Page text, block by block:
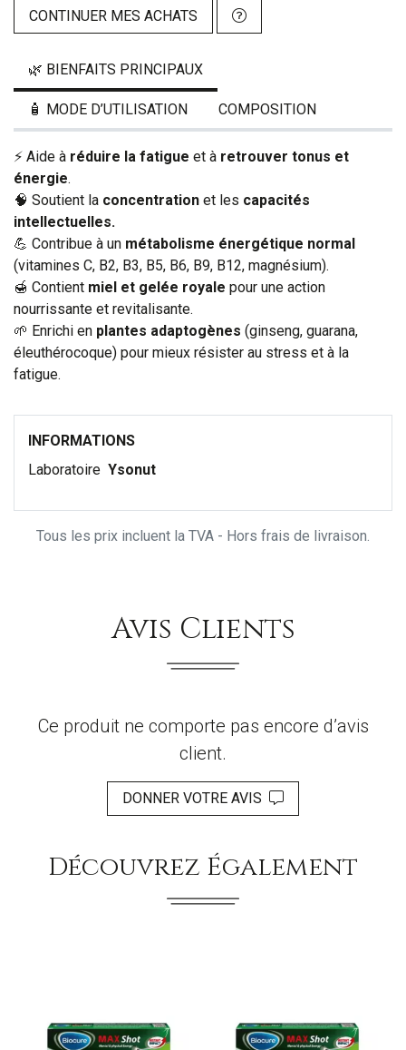
CONTINUER MES ACHATS
🌿 BIENFAITS PRINCIPAUX
🧴 MODE D’UTILISATION COMPOSITION
⚡ Aide à réduire la fatigue et à retrouver tonus et
énergie.
🧠 Soutient la concentration et les capacités
intellectuelles.
💪 Contribue à un métabolisme énergétique normal
(vitamines C, B2, B3, B5, B6, B9, B12, magnésium).
🍯 Contient miel et gelée royale pour une action
nourrissante et revitalisante.
🌱 Enrichi en plantes adaptogènes (ginseng, guarana,
éleuthérocoque) pour mieux résister au stress et à la
fatigue.
INFORMATIONS
Laboratoire Ysonut
Tous les prix incluent la TVA - Hors frais de livraison.
Avis Clients
Ce produit ne comporte pas encore d’avis
client.
DONNER VOTRE AVIS
Découvrez Également